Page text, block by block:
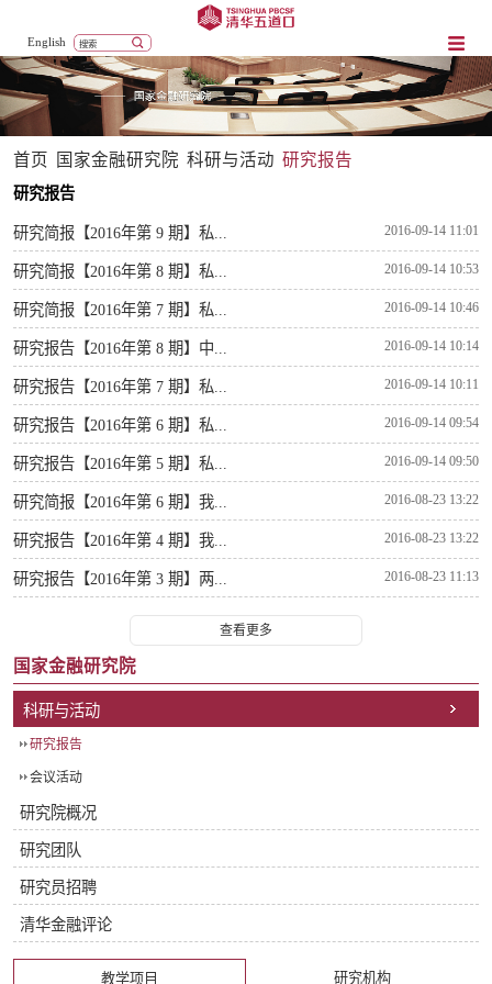
English
首页 国家金融研究院 科研与活动 研究报告
研究报告
研究简报【2016年第 9 期】私... 2016-09-14 11:01
研究简报【2016年第 8 期】私... 2016-09-14 10:53
研究简报【2016年第 7 期】私... 2016-09-14 10:46
研究报告【2016年第 8 期】中... 2016-09-14 10:14
研究报告【2016年第 7 期】私... 2016-09-14 10:11
研究报告【2016年第 6 期】私... 2016-09-14 09:54
研究报告【2016年第 5 期】私... 2016-09-14 09:50
研究简报【2016年第 6 期】我... 2016-08-23 13:22
研究报告【2016年第 4 期】我... 2016-08-23 13:22
研究报告【2016年第 3 期】两... 2016-08-23 11:13
查看更多
国家金融研究院
科研与活动
研究报告
会议活动
研究院概况
研究团队
研究员招聘
清华金融评论
教学项目 研究机构